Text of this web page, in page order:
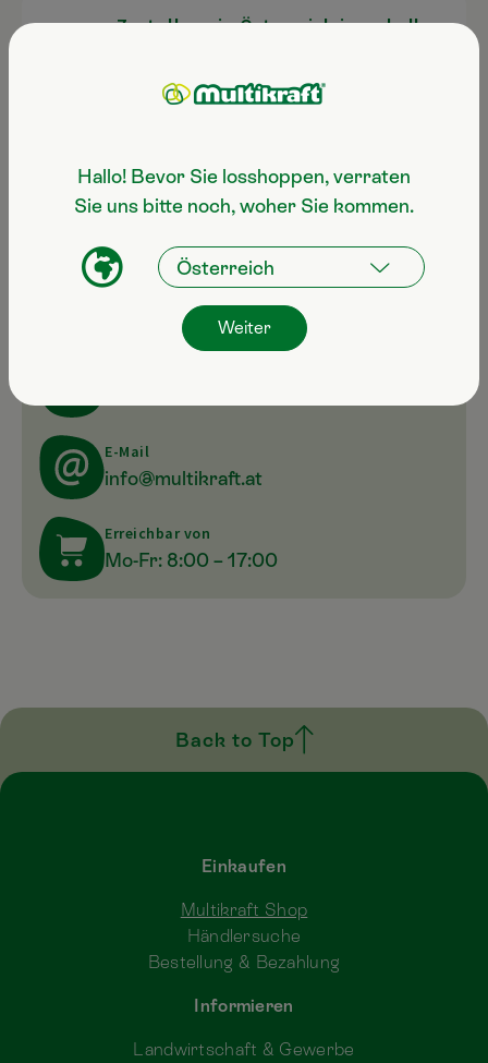
Zustellung in Österreich innerhalb
Noch Fragen zum Produkt?
E-Mail
info@multikraft.at
Erreichbar von
Mo-Fr: 8:00 – 17:00
Back to Top
Einkaufen
Multikraft Shop
Händlersuche
Bestellung & Bezahlung
Informieren
Landwirtschaft & Gewerbe
Hallo! Bevor Sie losshoppen, verraten
Sie uns bitte noch, woher Sie kommen.
Weiter